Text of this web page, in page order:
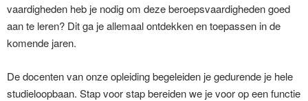
vaardigheden heb je nodig om deze beroepsvaardigheden goed
aan te leren? Dit ga je allemaal ontdekken en toepassen in de
komende jaren.
De docenten van onze opleiding begeleiden je gedurende je hele
studieloopbaan. Stap voor stap bereiden we je voor op een functie